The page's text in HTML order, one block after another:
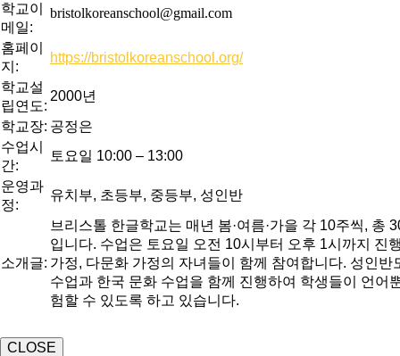
학교이
메일:
bristolkoreanschool@gmail.com
홈페이
지:
https://bristolkoreanschool.org/
학교설
립연도:
2000년
학교장: 공정은
수업시
간:
토요일 10:00 – 13:00
운영과
정:
유치부, 초등부, 중등부, 성인반
소개글:
브리스톨 한글학교는 매년 봄·여름·가을 각 10주씩, 총
입니다. 수업은 토요일 오전 10시부터 오후 1시까지 진
가정, 다문화 가정의 자녀들이 함께 참여합니다. 성인
수업과 한국 문화 수업을 함께 진행하여 학생들이 언어
험할 수 있도록 하고 있습니다.
CLOSE